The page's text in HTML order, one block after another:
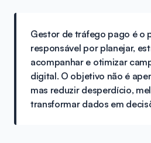
Gestor de tráfego pago é o
responsável por planejar,
acompanhar e otimizar
digital. O objetivo não é
mas reduzir desperdício,
transformar dados em